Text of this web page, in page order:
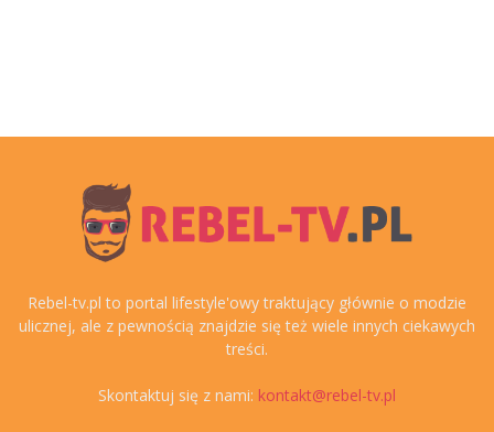
Rebel-tv.pl to portal lifestyle'owy traktujący głównie o modzie
ulicznej, ale z pewnością znajdzie się też wiele innych ciekawych
treści.
Skontaktuj się z nami: kontakt@rebel-tv.pl